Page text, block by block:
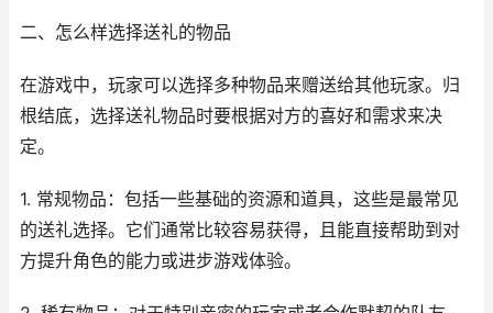
二、怎么样选择送礼的物品
在游戏中，玩家可以选择多种物品来赠送给其他玩家。归
根结底，选择送礼物品时要根据对方的喜好和需求来决
定。
1. 常规物品：包括一些基础的资源和道具，这些是最常见
的送礼选择。它们通常比较容易获得，且能直接帮助到对
方提升角色的能力或进步游戏体验。